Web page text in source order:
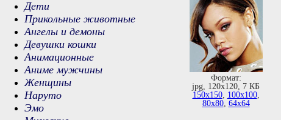
Формат:
jpg, 120х120, 7 КБ
150х150, 100х100,
80х80, 64х64
Дети
Прикольные животные
Ангелы и демоны
Девушки кошки
Анимационные
Аниме мужчины
Женщины
Наруто
Эмо